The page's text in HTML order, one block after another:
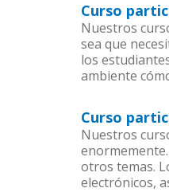
Curso
Nuestros
sea que
los
ambiente
Curso
Nuestros
otros temas.
electrónicos,